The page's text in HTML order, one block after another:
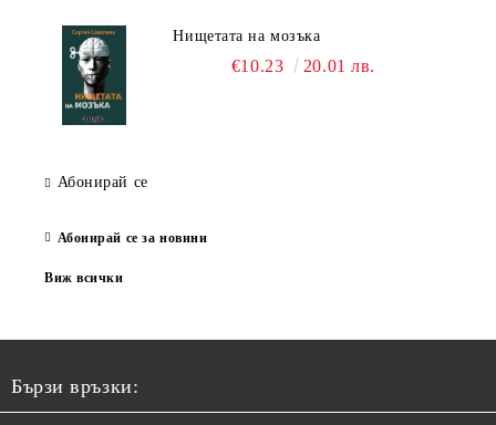
Нищетата на мозъка
€10.23 20.01 лв.
Абонирай се
Абонирай се за новини
Виж всички
Бързи връзки: